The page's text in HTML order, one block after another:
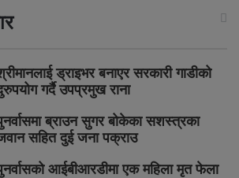
ड्राइभर बनाएर सरकारी गाडीको
गर्दै उपप्रमुख राना
ब्राउन सुगर बोकेका सशस्त्रका
सहित दुई जना पक्राउ
आईबीआरडीमा एक महिला मृत फेला